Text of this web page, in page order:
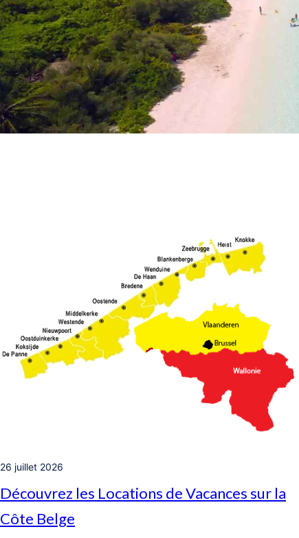
26 juillet 2026
Découvrez les Locations de Vacances sur la
Côte Belge